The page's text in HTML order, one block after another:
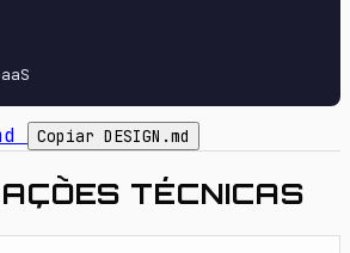
Copiar DESIGN.md
TÉCNICAS